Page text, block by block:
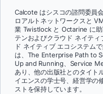
Calcote はシスコの諮問委員
ロアルトネットワークスと
業 Twistlock と Octarine に
テンおよびクラウド ネイテ
ド ネイティブ エコシステム
は、The Enterprise Path to
Up and Running、Service
あり、他の出版社とのタイト
イエンスの学士号、経営学の
ストを保持しています。